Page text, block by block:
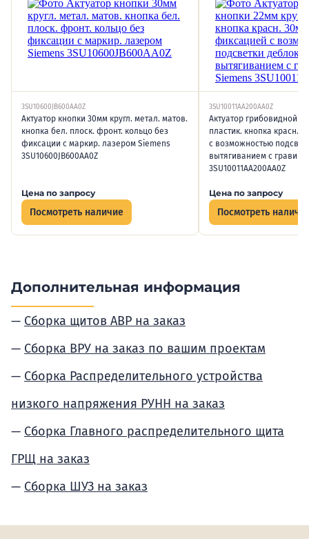
3SU10600JB600AA0Z
Актуатор кнопки 30мм кругл. метал. матов.
кнопка бел. плоск. фронт. кольцо без
фиксации с маркир. лазером Siemens
3SU10600JB600AA0Z
Цена по запросу
Посмотреть наличие
3SU10011AA200AA0Z
Актуатор грибовидной
пластик. кнопка красн.
с возможностью
вытягиванием с гравир.
3SU10011AA200AA0Z
Цена по запросу
Посмотреть
Дополнительная информация
Сборка щитов АВР на заказ
Сборка ВРУ на заказ по вашим проектам
Сборка Распределительного устройства
низкого напряжения РУНН на заказ
Сборка Главного распределительного щита
ГРЩ на заказ
Сборка ШУЗ на заказ